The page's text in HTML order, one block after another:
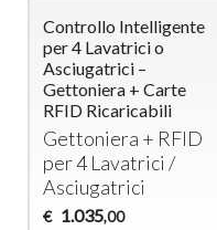
Controllo Intelligente
per 4 Lavatrici o
Asciugatrici –
Gettoniera + Carte
RFID Ricaricabili
Gettoniera + RFID
per 4 Lavatrici /
Asciugatrici
€ 1.035,00